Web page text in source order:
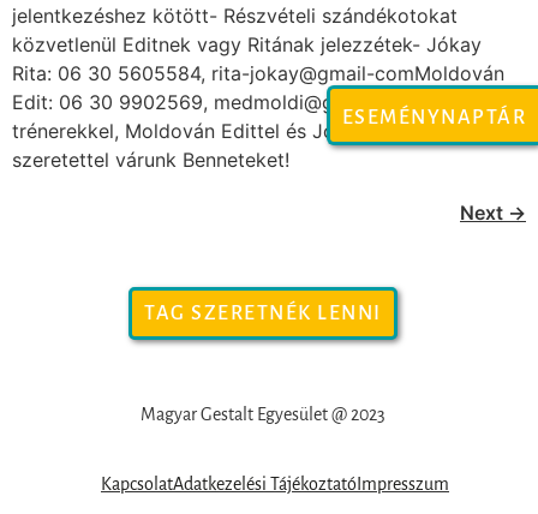
ESEMÉNYNAPTÁR
jelentkezéshez kötött- Részvételi szándékotokat
közvetlenül Editnek vagy Ritának jelezzétek- Jókay
Rita: 06 30 5605584, rita-jokay@gmail-comMoldován
Edit: 06 30 9902569, medmoldi@gmail-comA
trénerekkel, Moldován Edittel és Jókay Ritával együtt
szeretettel várunk Benneteket!
Next →
TAG SZERETNÉK LENNI
Magyar Gestalt Egyesület @ 2023
KapcsolatAdatkezelési Tájékoztató Impresszum